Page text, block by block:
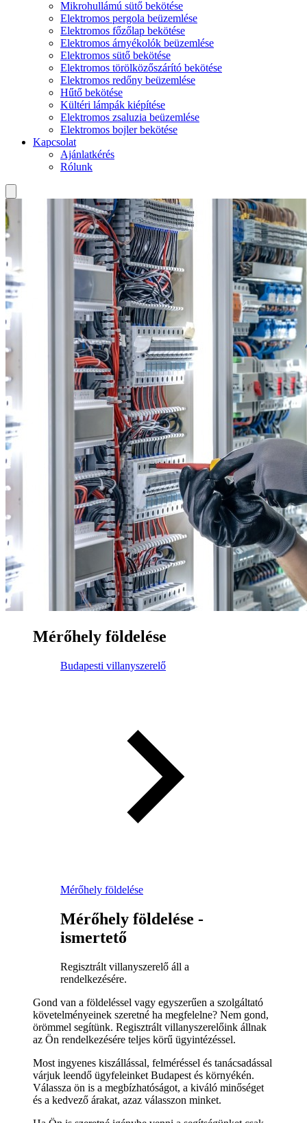
Mikrohullámú sütő bekötése
Elektromos pergola beüzemlése
Elektromos főzőlap bekötése
Elektromos árnyékolók beüzemlése
Elektromos sütő bekötése
Elektromos törölközőszárító bekötése
Elektromos redőny beüzemlése
Hűtő bekötése
Kültéri lámpák kiépítése
Elektromos zsaluzia beüzemlése
Elektromos bojler bekötése
Kapcsolat
Ajánlatkérés
Rólunk
Mérőhely földelése
Budapesti villanyszerelő
Mérőhely földelése
Mérőhely földelése -
ismertető
Regisztrált villanyszerelő áll a
rendelkezésére.
Gond van a földeléssel vagy egyszerűen a szolgáltató
követelményeinek szeretné ha megfelelne? Nem gond,
örömmel segítünk. Regisztrált villanyszerelőink állnak
az Ön rendelkezésére teljes körű ügyintézéssel.
Most ingyenes kiszállással, felméréssel és tanácsadással
várjuk leendő ügyfeleinket Budapest és környékén.
Válassza ön is a megbízhatóságot, a kiváló minőséget
és a kedvező árakat, azaz válasszon minket.